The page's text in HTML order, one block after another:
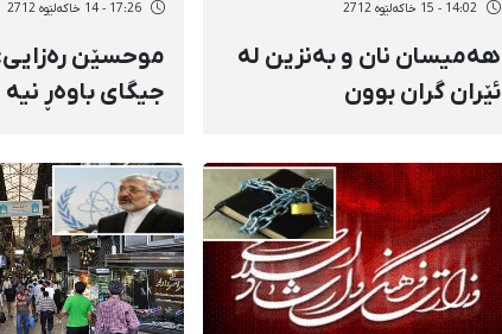
14:02 - 15 خاکەلێوه 2712
هەمیسان نان و بەنزین لە
ئێران گران بوون
17:26 - 14 خاکەلێوه 2712
موحسێن
جیگای باوەڕ نیە